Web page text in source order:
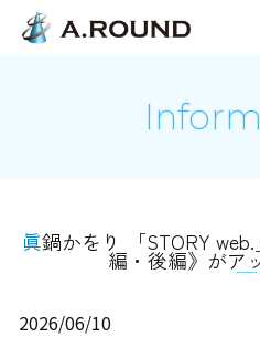
眞鍋かをり 「STORY web.」インタビュー記事《前
編・後編》がア
2026/06/10